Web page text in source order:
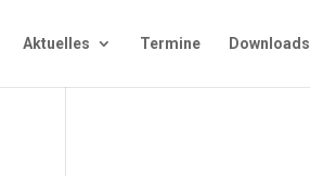
Aktu­el­les Ter­mi­ne Down­loads